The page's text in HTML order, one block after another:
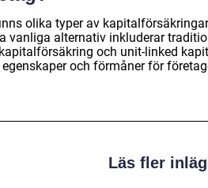
olika typer av
vanliga alternativ inkluderar
och unit-linked
och förmåner för
Läs fler